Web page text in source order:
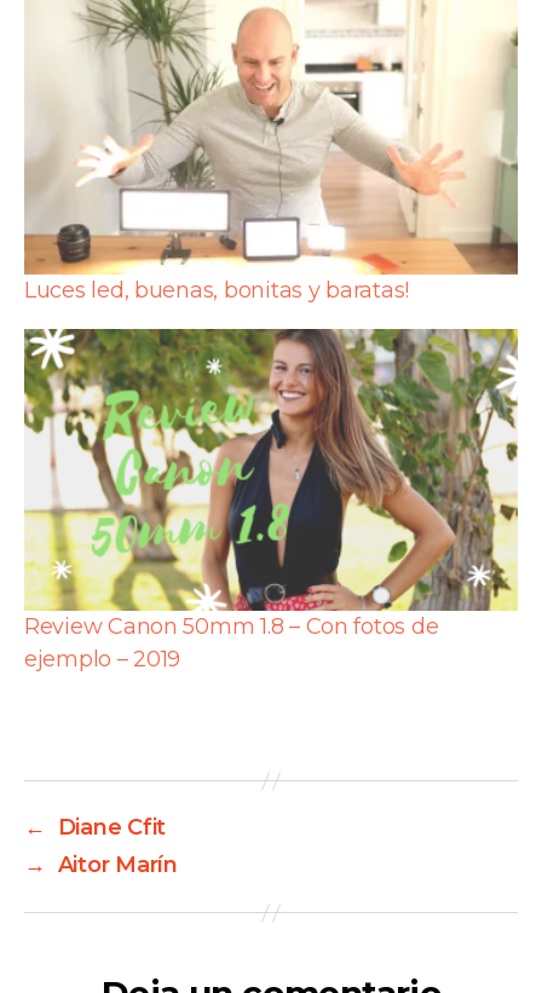
Luces led, buenas, bonitas y baratas!
Review Canon 50mm 1.8 – Con fotos de
ejemplo – 2019
←
Diane Cfit
→ Aitor Marín